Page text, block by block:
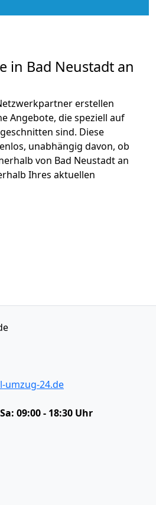
in Bad Neustadt an
erstellen
Angebote, die speziell auf
sind. Diese
unabhängig davon, ob
von Bad Neustadt an
Ihres aktuellen
umzug-24.de
09:00 - 18:30 Uhr